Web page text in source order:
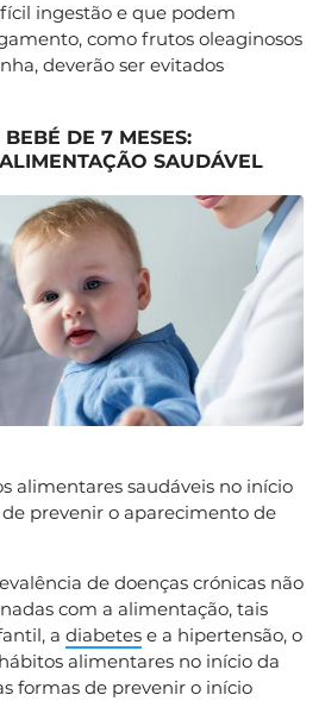
ingestão e que podem
como frutos oleaginosos
deverão ser evitados
DE 7 MESES:
SAUDÁVEL
alimentares saudáveis no início
prevenir o aparecimento de
de doenças crónicas não
com a alimentação, tais
a diabetes e a hipertensão, o
alimentares no início da
formas de prevenir o início